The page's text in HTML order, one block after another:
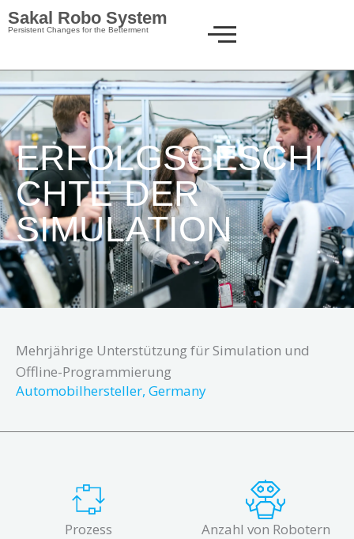
Skip
to
Sakal Robo System
Persistent Changes for the Betterment
ERFOLGSGESCHI
CHTE DER
SIMULATION
Mehrjährige Unterstützung für Simulation und
Offline-Programmierung
Automobilhersteller, Germany
Prozess
Anzahl von Robotern